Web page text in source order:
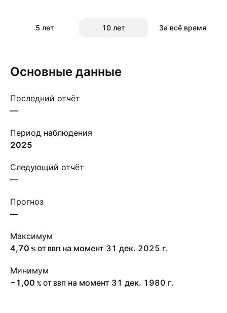
5 лет 10 лет За всё время
Основные данные
Последний отчёт
—
Период наблюдения
2025
Следующий отчёт
—
Прогноз
—
Максимум
4,70 % ОТ ВВП на момент 31 дек. 2025 г.
Минимум
−1,00 % ОТ ВВП на момент 31 дек. 1980 г.